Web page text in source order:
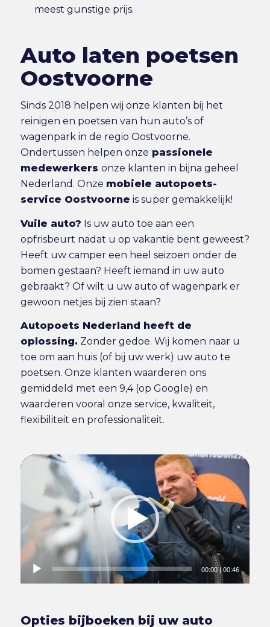
meest gunstige prijs.
Auto laten poetsen
Oostvoorne
Sinds 2018 helpen wij onze klanten bij het
reinigen en poetsen van hun auto’s of
wagenpark in de regio Oostvoorne.
Ondertussen helpen onze passionele
medewerkers onze klanten in bijna geheel
Nederland. Onze mobiele autopoets-
service Oostvoorne is super gemakkelijk!
Vuile auto? Is uw auto toe aan een
opfrisbeurt nadat u op vakantie bent geweest?
Heeft uw camper een heel seizoen onder de
bomen gestaan? Heeft iemand in uw auto
gebraakt? Of wilt u uw auto of wagenpark er
gewoon netjes bij zien staan?
Autopoets Nederland heeft de
oplossing. Zonder gedoe. Wij komen naar u
toe om aan huis (of bij uw werk) uw auto te
poetsen. Onze klanten waarderen ons
gemiddeld met een 9,4 (op Google) en
waarderen vooral onze service, kwaliteit,
flexibiliteit en professionaliteit.
00:00|00:46
Opties bijboeken bij uw auto